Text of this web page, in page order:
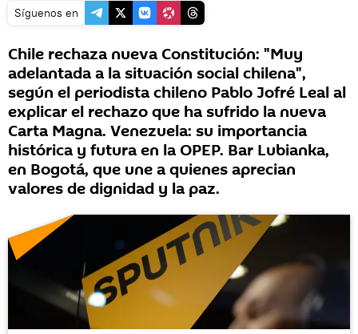
Síguenos en
Chile rechaza nueva Constitución: "Muy
adelantada a la situación social chilena",
según el periodista chileno Pablo Jofré Leal al
explicar el rechazo que ha sufrido la nueva
Carta Magna. Venezuela: su importancia
histórica y futura en la OPEP. Bar Lubianka,
en Bogotá, que une a quienes aprecian
valores de dignidad y la paz.